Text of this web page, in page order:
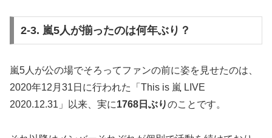
2-3. 嵐5人が揃ったのは何年ぶり？
嵐5人が公の場でそろってファンの前に姿を見せたのは、
2020年12月31日に行われた「This is 嵐 LIVE
2020.12.31」以来、実に1768日ぶりのことです。